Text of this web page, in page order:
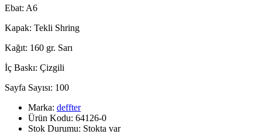
Ebat: A6
Kapak: Tekli Shring
Kağıt: 160 gr. Sarı
İç Baskı: Çizgili
Sayfa Sayısı: 100
Marka: deffter
Ürün Kodu: 64126-0
Stok Durumu: Stokta var